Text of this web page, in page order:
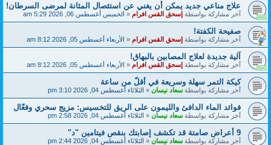
علاج مناعي جديد يمكن أن يغني عن استئصال المثانة لمرضى السرطان!
آخر مشاركة بواسطة إسحق القس افرام « الخميس أغسطس 06, 2026 5:29 am
صفيحة الكفتة!
آخر مشاركة بواسطة إسحق القس افرام « الأربعاء أغسطس 05, 2026 8:12 am
آلية جديدة لعلاج المصابين بالبهاق!
آخر مشاركة بواسطة إسحق القس افرام « الأربعاء أغسطس 05, 2026 8:12 am
كيكة التمر سهلة وسريعة في أقلّ من ساعة
آخر مشاركة بواسطة سعاد نيسان « الثلاثاء أغسطس 04, 2026 3:10 pm
فوائد الماء الدافئ والليمون على الريق للتخسيس: مزيج سحري وفعّال
آخر مشاركة بواسطة سعاد نيسان « الثلاثاء أغسطس 04, 2026 2:58 pm
9 أعراض صامتة قد تكشف إصابتك بنقص فيتامين "د"
آخر مشاركة بواسطة سعاد نيسان « الثلاثاء أغسطس 04, 2026 2:44 pm